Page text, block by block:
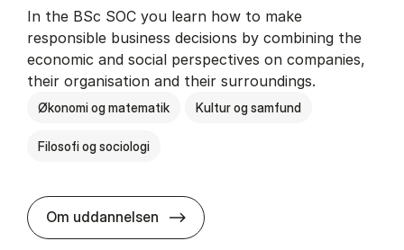
In the BSc SOC you learn how to make
responsible business decisions by combining the
economic and social perspectives on companies,
their organisation and their surroundings.
Økonomi og matematik Kultur og samfund
Filosofi og sociologi
Om uddannelsen BSc in Busi­ness Ad­min­is­tra­tion